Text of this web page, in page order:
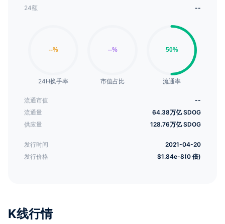
24额
--
24H换手率 市值占比 流通率
流通市值
--
流通量
64.38万亿 SDOG
供应量
128.76万亿 SDOG
发行时间
2021-04-20
发行价格
$1.84e-8(0 倍)
K线行情